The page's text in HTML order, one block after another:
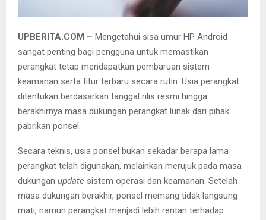
UPBERITA.COM – Mengetahui sisa umur HP Android
sangat penting bagi pengguna untuk memastikan
perangkat tetap mendapatkan pembaruan sistem
keamanan serta fitur terbaru secara rutin. Usia perangkat
ditentukan berdasarkan tanggal rilis resmi hingga
berakhirnya masa dukungan perangkat lunak dari pihak
pabrikan ponsel.
Secara teknis, usia ponsel bukan sekadar berapa lama
perangkat telah digunakan, melainkan merujuk pada masa
dukungan update sistem operasi dan keamanan. Setelah
masa dukungan berakhir, ponsel memang tidak langsung
mati, namun perangkat menjadi lebih rentan terhadap